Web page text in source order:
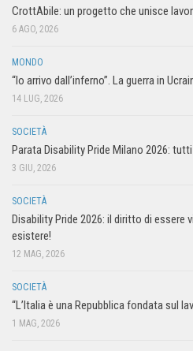
CrottAbile: un progetto che unisce
6 AGO, 2026
MONDO
“Io arrivo dall’inferno”. La guerra in
14 LUG, 2026
SOCIETÀ
Parata Disability Pride Milano 2026:
3 GIU, 2026
SOCIETÀ
Disability Pride 2026: il diritto di
esistere!
12 MAG, 2026
SOCIETÀ
“L’Italia è una Repubblica fondata sul
1 MAG, 2026